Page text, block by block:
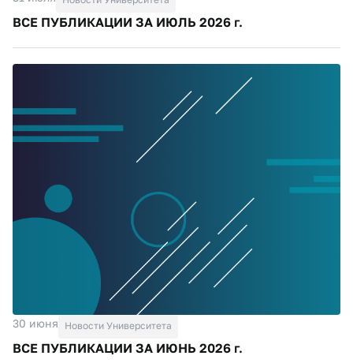
ВСЕ ПУБЛИКАЦИИ ЗА ИЮЛЬ 2026 г.
30 июня Новости Университета
ВСЕ ПУБЛИКАЦИИ ЗА ИЮНЬ 2026 г.